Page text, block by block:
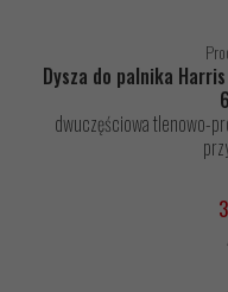
Dysza do palnika
dwuczęściowa tlenowo-